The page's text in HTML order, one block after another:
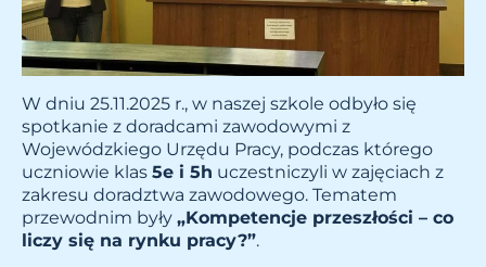
W dniu 25.11.2025 r., w naszej szkole odbyło się
spotkanie z doradcami zawodowymi z
Wojewódzkiego Urzędu Pracy, podczas którego
uczniowie klas 5e i 5h uczestniczyli w zajęciach z
zakresu doradztwa zawodowego. Tematem
przewodnim były „Kompetencje przeszłości – co
liczy się na rynku pracy?”.